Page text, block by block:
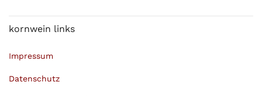
kornwein links
Impressum
Datenschutz